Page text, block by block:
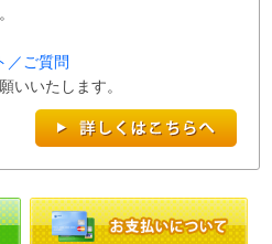
／ご質問
いいたします。